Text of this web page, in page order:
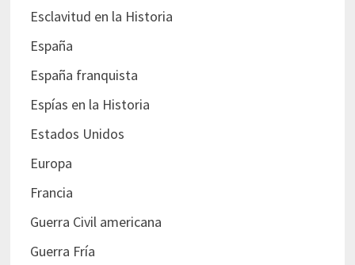
Esclavitud en la Historia
España
España franquista
Espías en la Historia
Estados Unidos
Europa
Francia
Guerra Civil americana
Guerra Fría